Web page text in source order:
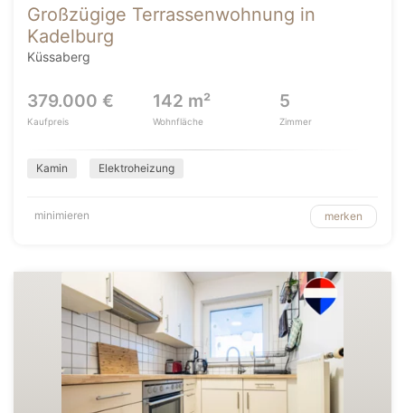
Großzügige Terrassenwohnung in
Kadelburg
Küssaberg
379.000 €
Kaufpreis
142 m²
Wohnfläche
5
Zimmer
Kamin Elektroheizung
minimieren merken